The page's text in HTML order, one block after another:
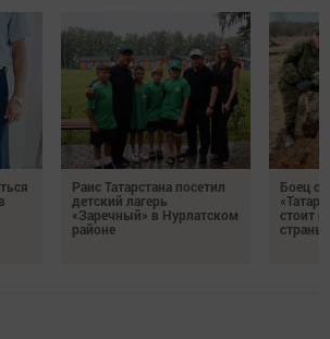
Раис Татарстана посетил
детский лагерь
«Заречный» в Нурлатском
районе
Боец с
стоит
страны